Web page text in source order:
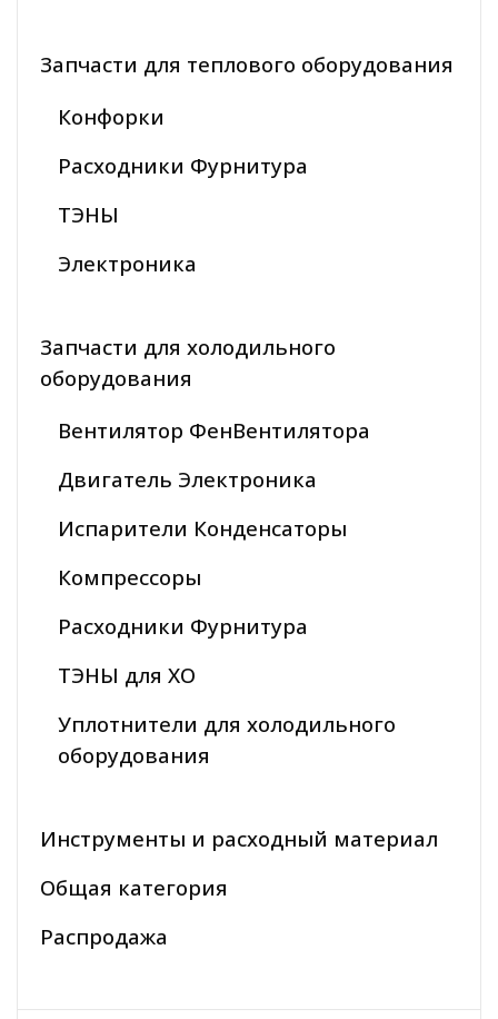
Запчасти для теплового оборудования
Конфорки
Расходники Фурнитура
ТЭНЫ
Электроника
Запчасти для холодильного
оборудования
Вентилятор ФенВентилятора
Двигатель Электроника
Испарители Конденсаторы
Компрессоры
Расходники Фурнитура
ТЭНЫ для ХО
Уплотнители для холодильного
оборудования
Инструменты и расходный материал
Общая категория
Распродажа